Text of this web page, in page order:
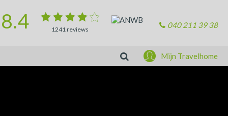
040 211 39 38
1241reviews
8.4
Zoeken Mijn Travelhome